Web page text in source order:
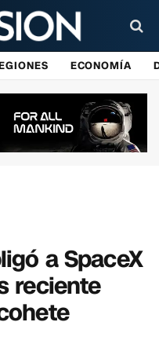
ECONOMÍA
a SpaceX
reciente